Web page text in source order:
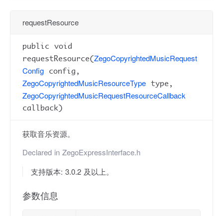
requestResource
public void
requestResource(ZegoCopyrightedMusicRequest
Config config,
ZegoCopyrightedMusicResourceType type,
ZegoCopyrightedMusicRequestResourceCallback
callback)
获取音乐资源。
Declared in ZegoExpressInterface.h
支持版本: 3.0.2 及以上。
参数信息